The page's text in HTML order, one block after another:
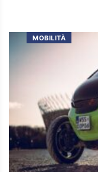
MOBILITÀ